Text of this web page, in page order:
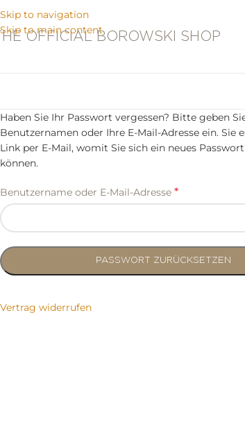
Skip to navigation
Skip to main content
OFFICIAL BOROWSKI SHOP
Haben Sie Ihr Passwort vergessen? Bitte geben
Benutzernamen oder Ihre E-Mail-Adresse ein. Sie
Link per E-Mail, womit Sie sich ein neues
können.
Benutzername oder E-Mail-Adresse *
PASSWORT ZURÜCKSETZEN
Vertrag widerrufen